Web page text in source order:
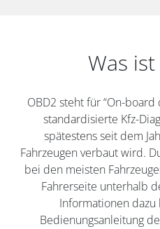
Was
OBD2 steht für “On-
standardisierte Kfz-
spätestens seit dem
Fahrzeugen verbaut wird.
bei den meisten
Fahrerseite unterhalb
Informationen
Bedienungsanleitung